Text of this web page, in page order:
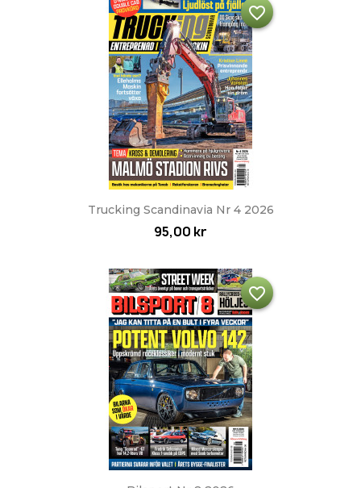
Trucking Scandinavia Nr 4 2026
95,00 kr
favorite_border
favorite_border